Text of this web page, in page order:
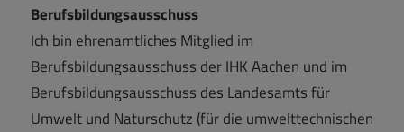
Berufsbildungsausschuss
Ich bin ehrenamtliches Mitglied im
Berufsbildungsausschuss der IHK Aachen und im
Berufsbildungsausschuss des Landesamts für
Umwelt und Naturschutz (für die umwelttechnischen